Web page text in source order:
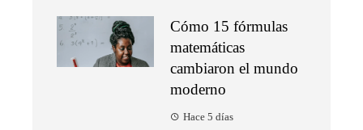
Cómo 15 fórmulas
matemáticas
cambiaron el mundo
moderno
Hace 5 días